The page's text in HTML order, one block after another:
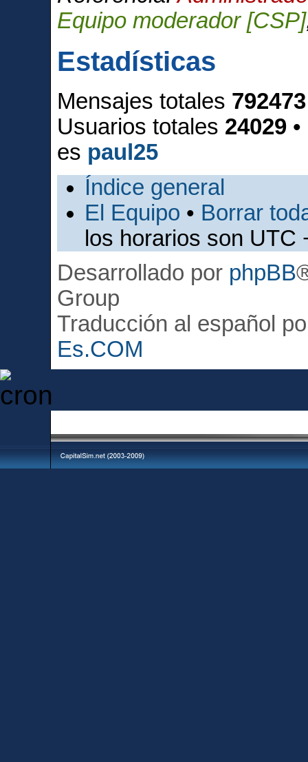
Equipo moderador [CSP]
Estadísticas
Mensajes totales 792473
Usuarios totales 24029
es paul25
Índice general
El Equipo • Borrar
los horarios son UTC
Desarrollado por phpBB
Group
Traducción al español
Es.COM